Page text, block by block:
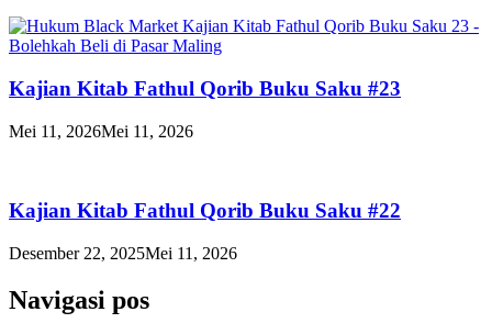
Kajian Kitab Fathul Qorib Buku Saku #23
Mei 11, 2026Mei 11, 2026
Kajian Kitab Fathul Qorib Buku Saku #22
Desember 22, 2025Mei 11, 2026
Navigasi pos